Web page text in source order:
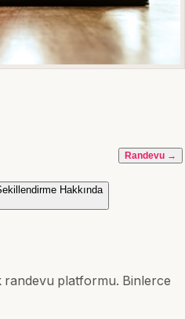
Randevu →
Hakkında
platformu. Binlerce